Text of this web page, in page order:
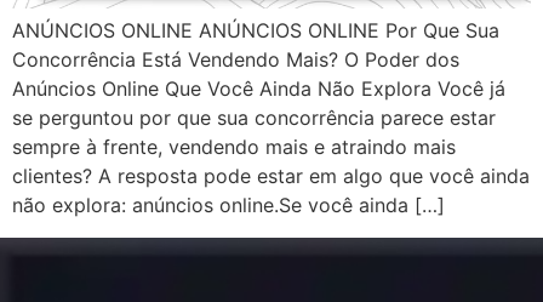
ANÚNCIOS ONLINE ANÚNCIOS ONLINE Por Que Sua
Concorrência Está Vendendo Mais? O Poder dos
Anúncios Online Que Você Ainda Não Explora Você já
se perguntou por que sua concorrência parece estar
sempre à frente, vendendo mais e atraindo mais
clientes? A resposta pode estar em algo que você ainda
não explora: anúncios online.Se você ainda […]